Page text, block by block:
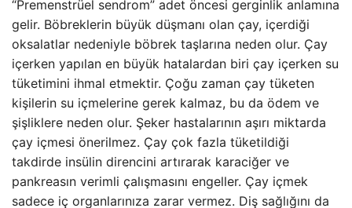
“Premenstrüel sendrom” adet öncesi gerginlik anlamına
gelir. Böbreklerin büyük düşmanı olan çay, içerdiği
oksalatlar nedeniyle böbrek taşlarına neden olur. Çay
içerken yapılan en büyük hatalardan biri çay içerken su
tüketimini ihmal etmektir. Çoğu zaman çay tüketen
kişilerin su içmelerine gerek kalmaz, bu da ödem ve
şişliklere neden olur. Şeker hastalarının aşırı miktarda
çay içmesi önerilmez. Çay çok fazla tüketildiği
takdirde insülin direncini artırarak karaciğer ve
pankreasın verimli çalışmasını engeller. Çay içmek
sadece iç organlarınıza zarar vermez. Diş sağlığını da